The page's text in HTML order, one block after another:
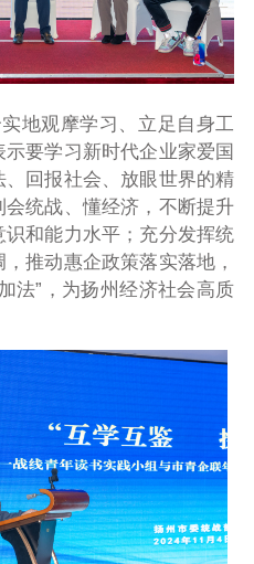
观摩学习、立足自身工
要学习新时代企业家爱国
回报社会、放眼世界的精
统战、懂经济，不断提升
和能力水平；充分发挥统
推动惠企政策落实落地，
法”，为扬州经济社会高质